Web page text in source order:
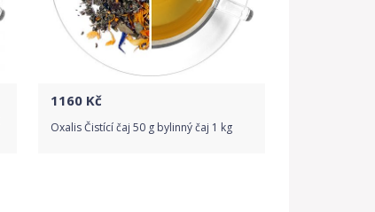
1160 Kč
Oxalis Čistící čaj 50 g bylinný čaj 1 kg